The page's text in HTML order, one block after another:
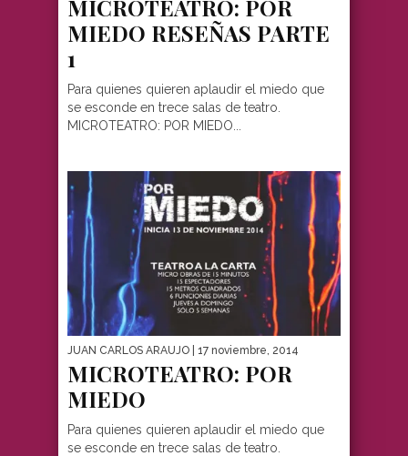
MICROTEATRO: POR
MIEDO RESEÑAS PARTE
1
Para quienes quieren aplaudir el miedo que
se esconde en trece salas de teatro.
MICROTEATRO: POR MIEDO...
JUAN CARLOS ARAUJO | 17 noviembre, 2014
MICROTEATRO: POR
MIEDO
Para quienes quieren aplaudir el miedo que
se esconde en trece salas de teatro.